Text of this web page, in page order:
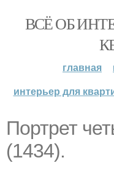
ВСЁ ОБ
главная
интерьер для
Портрет
(1434).